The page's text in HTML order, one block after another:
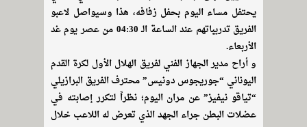
يحتفل مساء اليوم بحفل زفافه، هذا وسيواصل لاعبو
الفريق تدريباتهم عند الساعة الـ 04:30 من عصر يوم غد
الأربعاء.
و أراح مدير الجهاز الفني لفريق الهلال الأول لكرة القدم
اليوناني “جوريجوس دونيس” محترف الفريق البرازيلي
“تياقو نيفيز” عن مران اليوم؛ نظراً لتكرر إصابته في
عضلات البطن جراء الجهد الذي تعرض له اللاعب خلال